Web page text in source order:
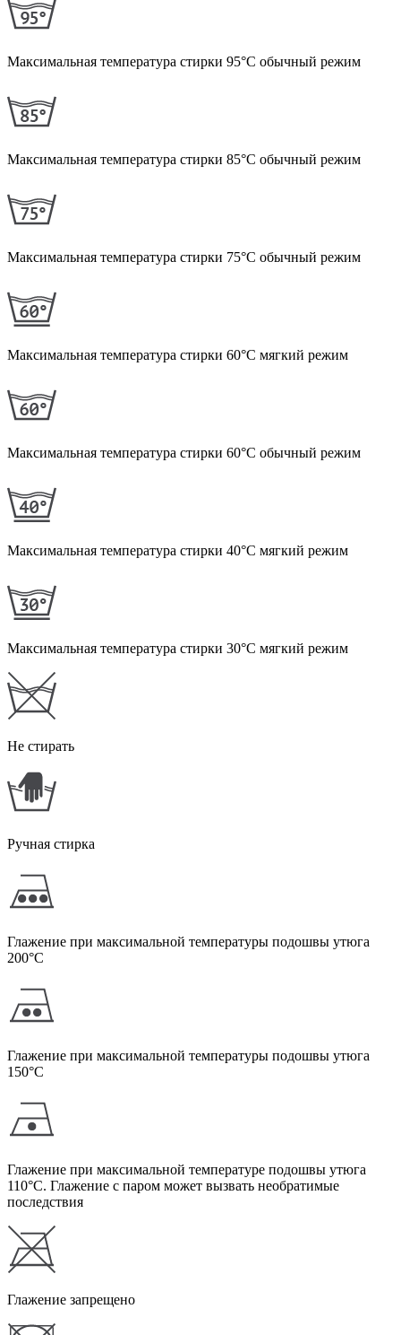
Максимальная температура стирки 95°С обычный режим
Максимальная температура стирки 85°С обычный режим
Максимальная температура стирки 75°С обычный режим
Максимальная температура стирки 60°С мягкий режим
Максимальная температура стирки 60°С обычный режим
Максимальная температура стирки 40°С мягкий режим
Максимальная температура стирки 30°С мягкий режим
Не стирать
Ручная стирка
Глажение при максимальной температуры подошвы утюга
200°С
Глажение при максимальной температуры подошвы утюга
150°С
Глажение при максимальной температуре подошвы утюга
110°С. Глажение с паром может вызвать необратимые
последствия
Глажение запрещено